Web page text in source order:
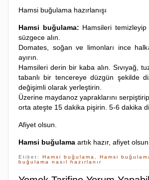
Hamsi buğulama hazırlanışı
Hamsi buğulama: Hamsileri temizleyip
süzgece alın.
Domates, soğan ve limonları ince
ayırın.
Hamsileri derin bir kaba alın. Sıvıyağ,
tabanlı bir tencereye düzgün şekilde
değişimli olarak yerleştirin.
Üzerine maydanoz yapraklarını
orta ateşte 15 dakika pişirin. 5-6 dakika
Afiyet olsun.
Hamsi buğulama artık hazır, afiyet olsun.
Etiket: Hamsi buğulama Hamsi
buğulama nasıl hazırlanır